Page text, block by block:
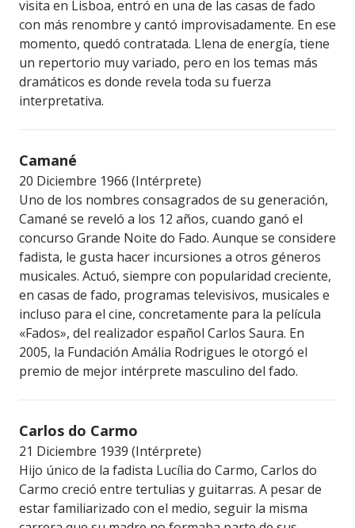
visita en Lisboa, entró en una de las casas de fado
con más renombre y cantó improvisadamente. En ese
momento, quedó contratada. Llena de energía, tiene
un repertorio muy variado, pero en los temas más
dramáticos es donde revela toda su fuerza
interpretativa.
Camané
20 Diciembre 1966 (Intérprete)
Uno de los nombres consagrados de su generación,
Camané se reveló a los 12 años, cuando ganó el
concurso Grande Noite do Fado. Aunque se considere
fadista, le gusta hacer incursiones a otros géneros
musicales. Actuó, siempre con popularidad creciente,
en casas de fado, programas televisivos, musicales e
incluso para el cine, concretamente para la película
«Fados», del realizador español Carlos Saura. En
2005, la Fundación Amália Rodrigues le otorgó el
premio de mejor intérprete masculino del fado.
Carlos do Carmo
21 Diciembre 1939 (Intérprete)
Hijo único de la fadista Lucília do Carmo, Carlos do
Carmo creció entre tertulias y guitarras. A pesar de
estar familiarizado con el medio, seguir la misma